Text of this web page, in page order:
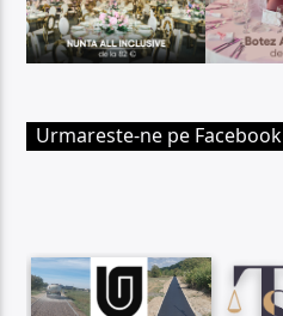
Urmareste-ne pe Facebook